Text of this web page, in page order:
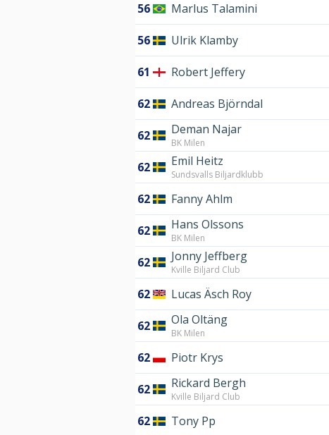
56 Marlus Talamini
56 Ulrik Klamby
61 Robert Jeffery
62 Andreas Björndal
62 Deman Najar
BK Milen
62 Emil Heitz
Sundsvalls Biljardklubb
62 Fanny Ahlm
62 Hans Olssons
BK Milen
62 Jonny Jeffberg
Kville Biljard Club
62 Lucas Äsch Roy
62 Ola Oltäng
BK Milen
62 Piotr Krys
62 Rickard Bergh
Kville Biljard Club
62 Tony Pp